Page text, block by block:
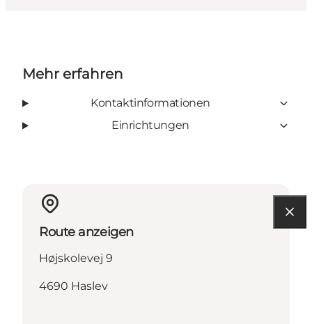
Mehr erfahren
Kontaktinformationen
Einrichtungen
Route anzeigen
Højskolevej 9
4690 Haslev